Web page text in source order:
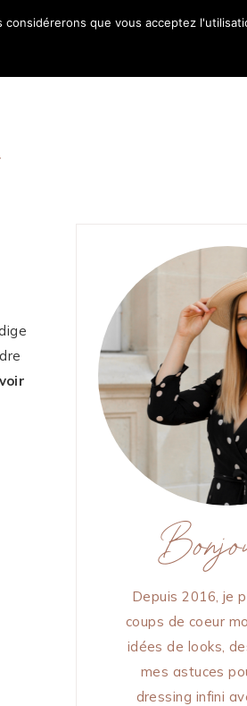
Depuis 2016, je
coups de coeur
idées de looks,
mes astuces
dressing infini
que vous acceptez